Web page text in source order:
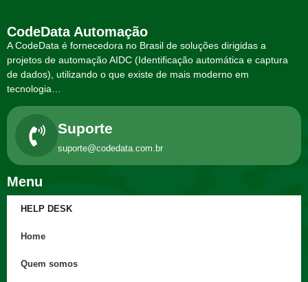
CodeData Automação
A CodeData é fornecedora no Brasil de soluções dirigidas a
projetos de automação AIDC (Identificação automática e captura
de dados), utilizando o que existe de mais moderno em
tecnologia…
Suporte
suporte@codedata.com.br
Menu
HELP DESK
Home
Quem somos